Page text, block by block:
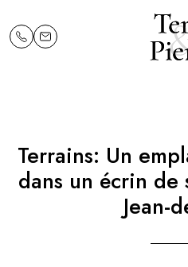
Terrains: Un
dans un écrin de
Jean-